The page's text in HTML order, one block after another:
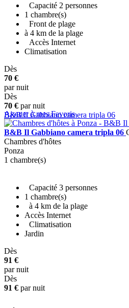
Capacité 2 personnes
1 chambre(s)
Front de plage
à 4 km de la plage
Accès Internet
Climatisation
Dès
70 €
par nuit
Dès
70 € par nuit
B&B Il Gabbiano camera tripla 06
Ajouter à mes Favoris
B&B Il Gabbiano camera tripla 06
Chambres d'hôtes
Ponza
1 chambre(s)
Capacité 3 personnes
1 chambre(s)
à 4 km de la plage
Accès Internet
Climatisation
Jardin
Dès
91 €
par nuit
Dès
91 € par nuit